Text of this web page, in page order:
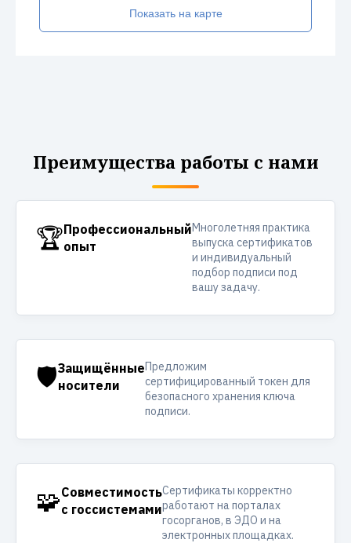
Показать на карте
Преимущества работы с нами
🏆Профессиональный
опыт
Многолетняя практика
выпуска сертификатов
и индивидуальный
подбор подписи под
вашу задачу.
🛡️Защищённые
носители
Предложим
сертифицированный токен для
безопасного хранения ключа
подписи.
🧩Совместимость
с госсистемами
Сертификаты корректно
работают на порталах
госорганов, в ЭДО и на
электронных площадках.